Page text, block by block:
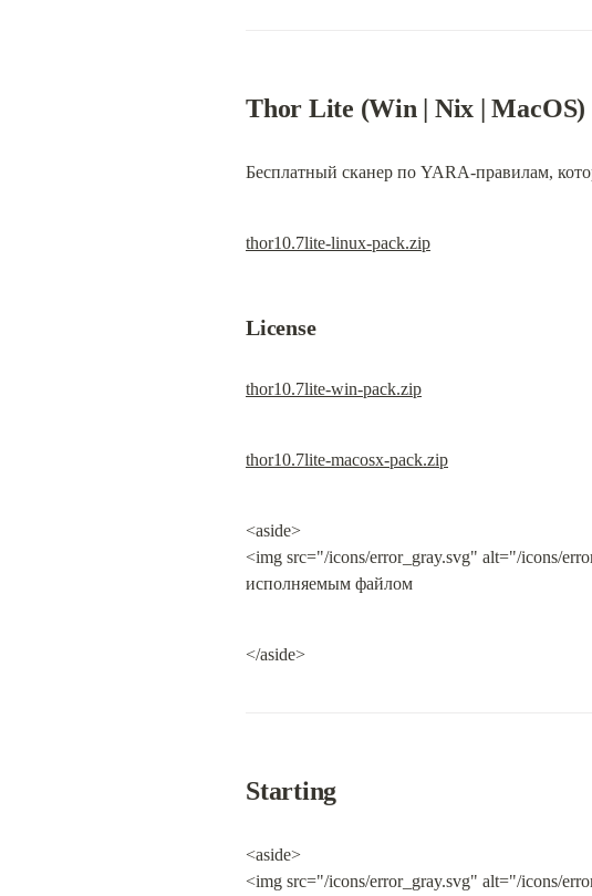
Thor Lite (Win | Nix | MacOS)
Бесплатный сканер по YARA-правилам,
thor10.7lite-linux-pack.zip
License
thor10.7lite-win-pack.zip
thor10.7lite-macosx-pack.zip
<aside>
<img src="/icons/error_gray.svg" alt="/icons/
исполняемым файлом
</aside>
Starting
<aside>
<img src="/icons/error_gray.svg" alt="/icons/